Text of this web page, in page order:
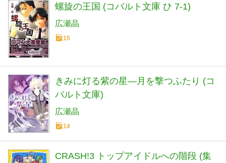
螺旋の王国 (コバルト文庫 ひ 7-1)
広瀬晶
15
きみに灯る紫の星―月を撃つふたり (コ
バルト文庫)
広瀬晶
14
CRASH!3 トップアイドルへの階段 (集